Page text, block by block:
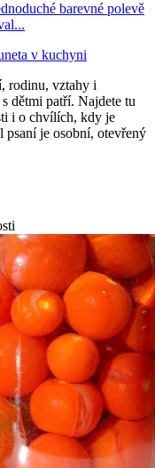
barevné polevě
v kuchyni
rodinu, vztahy i
dětmi patří. Najdete tu
i o chvílích, kdy je
psaní je osobní, otevřený